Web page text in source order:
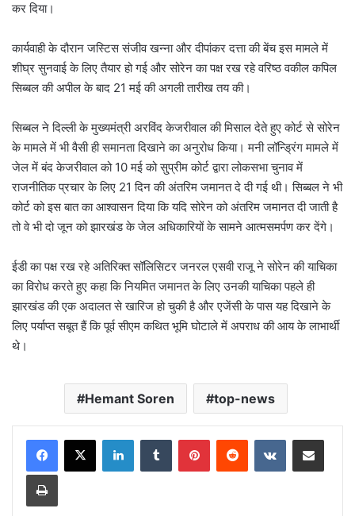
कर दिया।
कार्यवाही के दौरान जस्टिस संजीव खन्ना और दीपांकर दत्ता की बेंच इस मामले में
शीघ्र सुनवाई के लिए तैयार हो गई और सोरेन का पक्ष रख रहे वरिष्ठ वकील कपिल
सिब्बल की अपील के बाद 21 मई की अगली तारीख तय की।
सिब्बल ने दिल्ली के मुख्यमंत्री अरविंद केजरीवाल की मिसाल देते हुए कोर्ट से सोरेन
के मामले में भी वैसी ही समानता दिखाने का अनुरोध किया। मनी लॉन्ड्रिंग मामले में
जेल में बंद केजरीवाल को 10 मई को सु्प्रीम कोर्ट द्वारा लोकसभा चुनाव में
राजनीतिक प्रचार के लिए 21 दिन की अंतरिम जमानत दे दी गई थी। सिब्बल ने भी
कोर्ट को इस बात का आश्वासन दिया कि यदि सोरेन को अंतरिम जमानत दी जाती है
तो वे भी दो जून को झारखंड के जेल अधिकारियों के सामने आत्मसमर्पण कर देंगे।
ईडी का पक्ष रख रहे अतिरिक्त सॉलिसिटर जनरल एसवी राजू ने सोरेन की याचिका
का विरोध करते हुए कहा कि नियमित जमानत के लिए उनकी याचिका पहले ही
झारखंड की एक अदालत से खारिज हो चुकी है और एजेंसी के पास यह दिखाने के
लिए पर्याप्त सबूत हैं कि पूर्व सीएम कथित भूमि घोटाले में अपराध की आय के लाभार्थी
थे।
Hemant Soren top-news
LinkedInTumblr PinterestReddit VKontakteShare via Email
Print